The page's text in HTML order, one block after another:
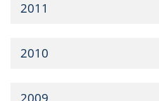
2011
2010